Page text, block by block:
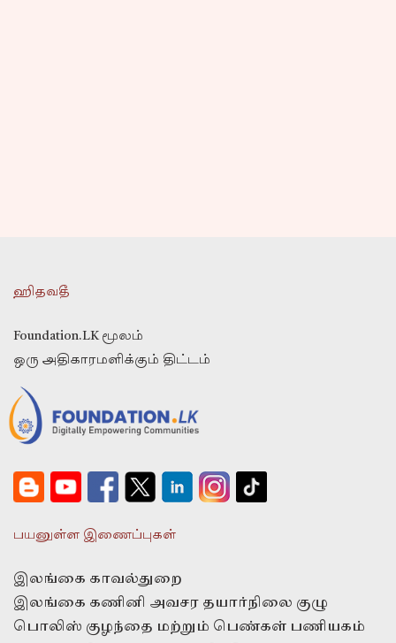
ஹிதவதீ
Foundation.LK மூலம்
ஒரு அதிகாரமளிக்கும் திட்டம்
பயனுள்ள இணைப்புகள்
இலங்கை காவல்துறை
இலங்கை கணினி அவசர தயார்நிலை குழு
பொலிஸ் குழந்தை மற்றும் பெண்கள் பணியகம்